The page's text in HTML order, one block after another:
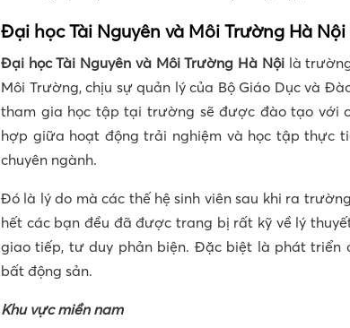
Đại học Tài Nguyên và Môi Trường Hà Nội
Đại học Tài Nguyên và Môi Trường Hà Nộilà trường
Môi Trường, chịu sự quản lý của Bộ Giáo Dục và
tham gia học tập tại trường sẽ được đào tạo với
hợp giữa hoạt động trải nghiệm và học tập thực
chuyên ngành.
Đó là lý do mà các thế hệ sinh viên sau khi ra
hết các bạn đều đã được trang bị rất kỹ về lý
giao tiếp, tư duy phản biện. Đặc biệt là phát triển
bất động sản.
Khu vực miền nam